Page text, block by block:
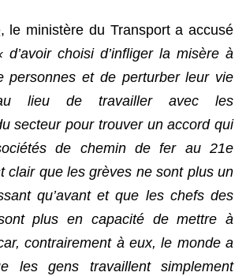
, le ministère du Transport a accusé
d’avoir choisi d’infliger la misère à
personnes et de perturber leur vie
au lieu de travailler avec les
secteur pour trouver un accord qui
de chemin de fer au 21e
clair que les grèves ne sont plus un
qu’avant et que les chefs des
plus en capacité de mettre à
contrairement à eux, le monde a
les gens travaillent simplement